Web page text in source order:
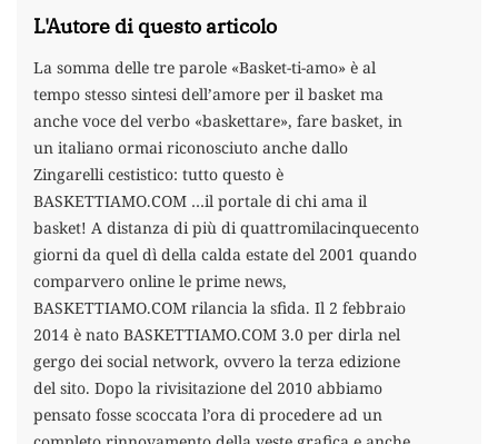
L'Autore di questo articolo
La somma delle tre parole «Basket-ti-amo» è al
tempo stesso sintesi dell’amore per il basket ma
anche voce del verbo «baskettare», fare basket, in
un italiano ormai riconosciuto anche dallo
Zingarelli cestistico: tutto questo è
BASKETTIAMO.COM …il portale di chi ama il
basket! A distanza di più di quattromilacinquecento
giorni da quel dì della calda estate del 2001 quando
comparvero online le prime news,
BASKETTIAMO.COM rilancia la sfida. Il 2 febbraio
2014 è nato BASKETTIAMO.COM 3.0 per dirla nel
gergo dei social network, ovvero la terza edizione
del sito. Dopo la rivisitazione del 2010 abbiamo
pensato fosse scoccata l’ora di procedere ad un